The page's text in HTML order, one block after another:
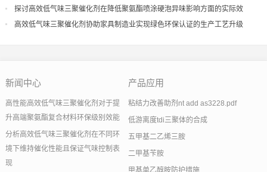
探讨高效低气味三聚催化剂在降低聚氨酯喷涂硬泡异味影响方面的实际效
果
高效低气味三聚催化剂协助家具制造业实现绿色环保认证的生产工艺升级
新闻中心
高性能高效低气味三聚催化剂对于提
升高端聚氨酯复合材料环保级别效能
分析高效低气味三聚催化剂在不同环
境下维持催化性能且保证气味控制表
现
产品应用
粘结力改善助剂nt add as3228.pdf
低游离度tdi三聚体的合成
五甲基二乙烯三胺
二甲基苄胺